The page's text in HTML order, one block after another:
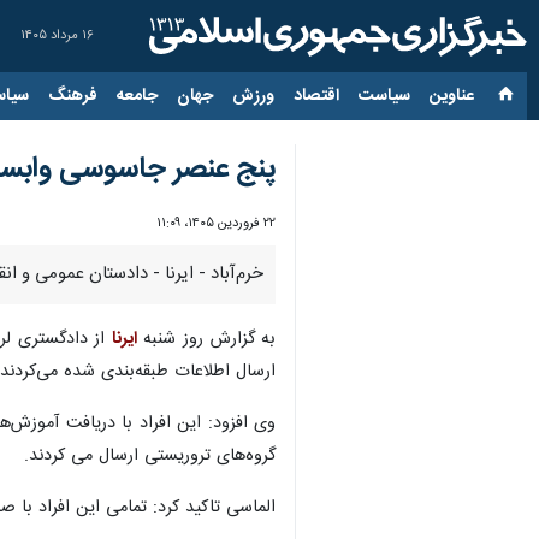
۱۶ مرداد ۱۴۰۵
عناوین‌ سیاست اقتصاد ورزش جهان جامعه فرهنگ
پنج عنصر جاسوسی
۲۲ فروردین ۱۴۰۵، ۱۱:۰۹